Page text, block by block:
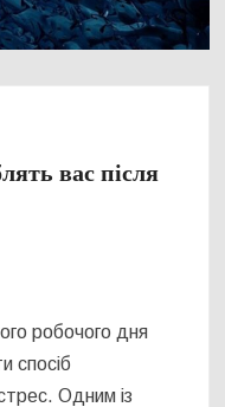
вас після
робочого дня
спосіб
Одним із